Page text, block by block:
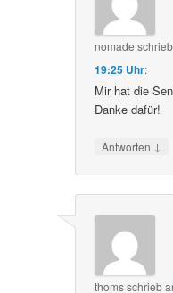
nomade schrieb
19:25 Uhr:
Mir hat die
Danke dafür!
Antworten ↓
thomsschrieb